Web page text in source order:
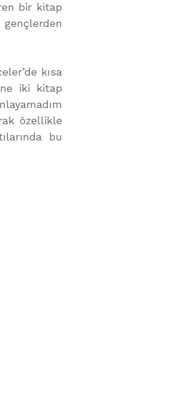
bir kitap
kısa
iki kitap
özellikle
bu